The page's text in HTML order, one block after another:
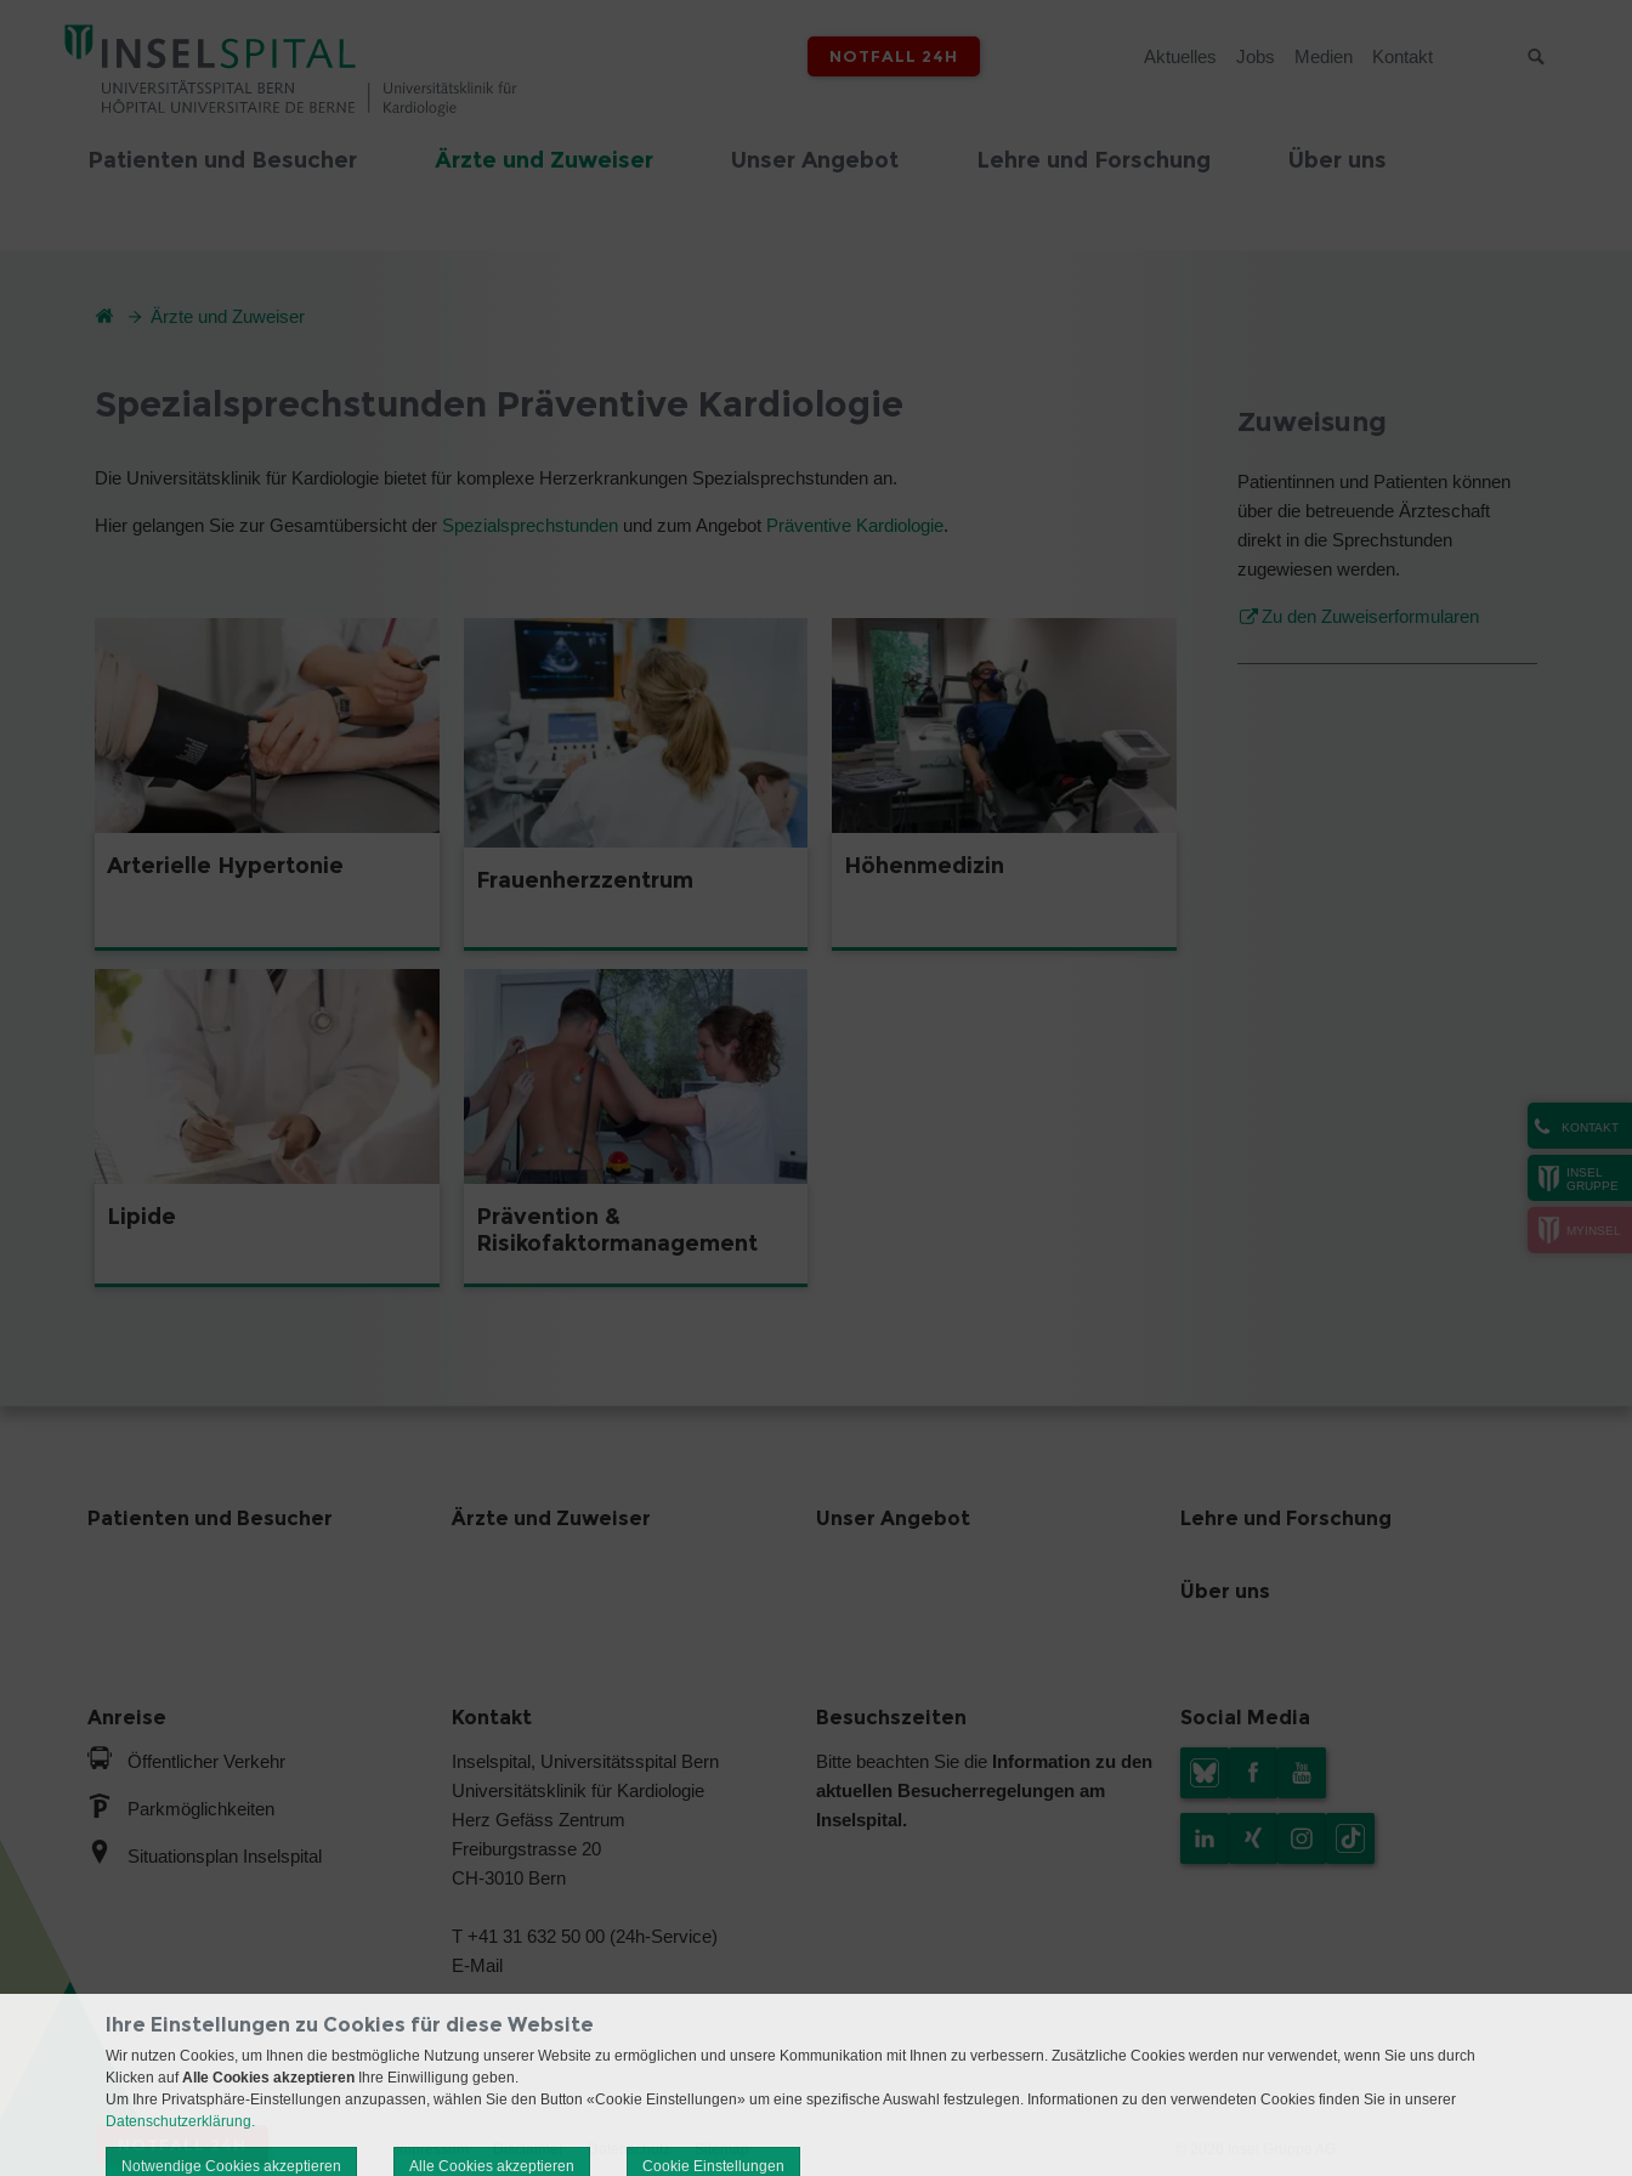
NOTFALL 24H Aktuelles Jobs Medien Kontakt
Patienten und Besucher Ärzte und Zuweiser Unser Angebot Lehre und Forschung Über uns
KONTAKT
INSEL
GRUPPE
MYINSEL
Ärzte und Zuweiser
Spezialsprechstunden Präventive Kardiologie
Die Universitätsklinik für Kardiologie bietet für komplexe Herzerkrankungen Spezialsprechstunden an.
Hier gelangen Sie zur Gesamtübersicht der Spezialsprechstunden und zum Angebot Präventive Kardiologie.
Arterielle Hypertonie
Frauenherzzentrum
Höhenmedizin
Lipide
Prävention &
Risikofaktormanagement
Zuweisung
Patientinnen und Patienten können
über die betreuende Ärzteschaft
direkt in die Sprechstunden
zugewiesen werden.
Zu den Zuweiserformularen
Patienten und Besucher Ärzte und Zuweiser Unser Angebot Lehre und Forschung
Über uns
Anreise
Öffentlicher Verkehr
Parkmöglichkeiten
Situationsplan Inselspital
Kontakt
Inselspital, Universitätsspital Bern
Universitätsklinik für Kardiologie
Herz Gefäss Zentrum
Freiburgstrasse 20
CH-3010 Bern
T +41 31 632 50 00 (24h-Service)
E-Mail
Besuchszeiten
Bitte beachten Sie die Information zu den
aktuellen Besucherregelungen am
Inselspital.
Social Media
NOTFALL 24H Impressum Disclaimer Datenschutz Sitemap
Ihre Einstellungen zu Cookies für diese Website
Wir nutzen Cookies, um Ihnen die bestmögliche Nutzung unserer Website zu ermöglichen und unsere Kommunikation mit Ihnen zu verbessern. Zusätzliche Cookies werden nur verwendet, wenn Sie uns durch
Klicken aufAlle Cookies akzeptieren Ihre Einwilligung geben.
Um Ihre Privatsphäre-Einstellungen anzupassen, wählen Sie den Button «Cookie Einstellungen» um eine spezifische Auswahl festzulegen. Informationen zu den verwendeten Cookies finden Sie in unserer
Datenschutzerklärung.
Notwendige Cookies akzeptieren Alle Cookies akzeptieren Cookie Einstellungen